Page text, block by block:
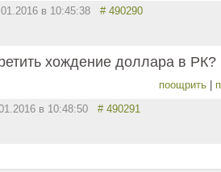
в 10:45:38 # 490290
хождение доллара в РК?
поощрить |
в 10:48:50 # 490291